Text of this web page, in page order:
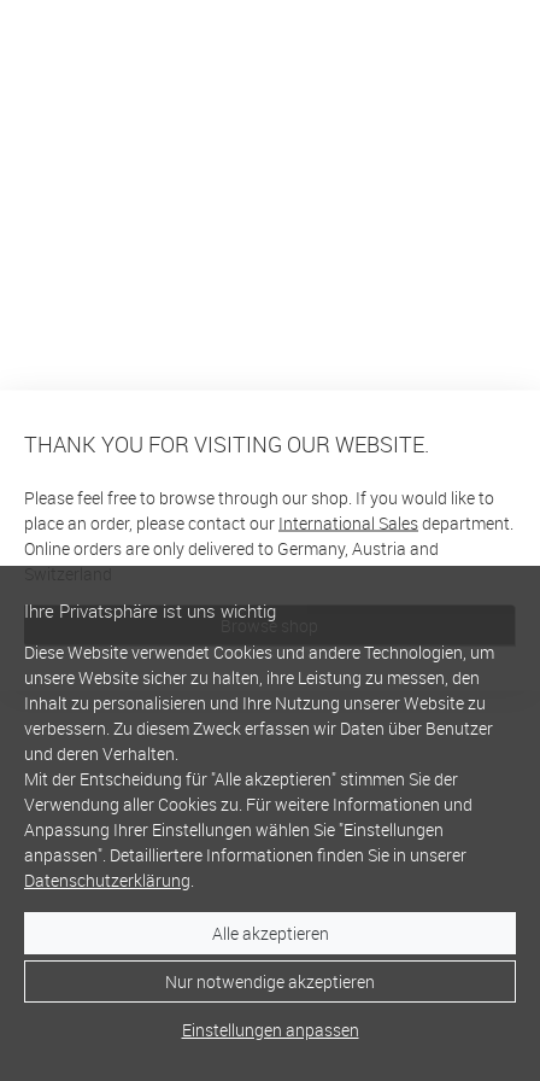
THANK YOU FOR VISITING OUR WEBSITE.
Please feel free to browse through our shop. If you would like to
place an order, please contact our International Salesdepartment.
Online orders are only delivered to Germany, Austria and
Switzerland
Browse shop
Ihre Privatsphäre ist uns wichtig
Diese Website verwendet Cookies und andere Technologien, um
unsere Website sicher zu halten, ihre Leistung zu messen, den
Inhalt zu personalisieren und Ihre Nutzung unserer Website zu
verbessern. Zu diesem Zweck erfassen wir Daten über Benutzer
und deren Verhalten.
Mit der Entscheidung für "Alle akzeptieren" stimmen Sie der
Verwendung aller Cookies zu. Für weitere Informationen und
Anpassung Ihrer Einstellungen wählen Sie "Einstellungen
anpassen". Detailliertere Informationen finden Sie in unserer
Datenschutzerklärung.
Alle akzeptieren
Nur notwendige akzeptieren
Einstellungen anpassen